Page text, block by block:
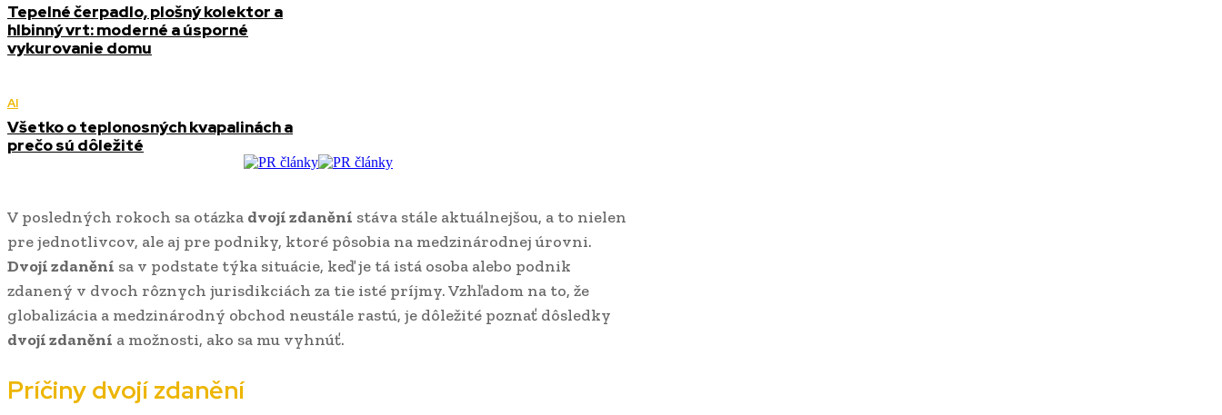
Tepelné čerpadlo, plošný kolektor a
hlbinný vrt: moderné a úsporné
vykurovanie domu
AI
Všetko o teplonosných kvapalinách a
prečo sú dôležité
V posledných rokoch sa otázka dvojí zdanění stáva stále aktuálnejšou, a to nielen
pre jednotlivcov, ale aj pre podniky, ktoré pôsobia na medzinárodnej úrovni.
Dvojí zdanění sa v podstate týka situácie, keď je tá istá osoba alebo podnik
zdanený v dvoch rôznych jurisdikciách za tie isté príjmy. Vzhľadom na to, že
globalizácia a medzinárodný obchod neustále rastú, je dôležité poznať dôsledky
dvojí zdanění a možnosti, ako sa mu vyhnúť.
Príčiny dvojí zdanění